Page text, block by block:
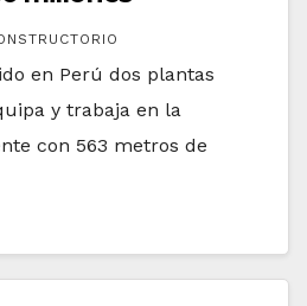
en Perú dos plantas
y trabaja en la
con 563 metros de